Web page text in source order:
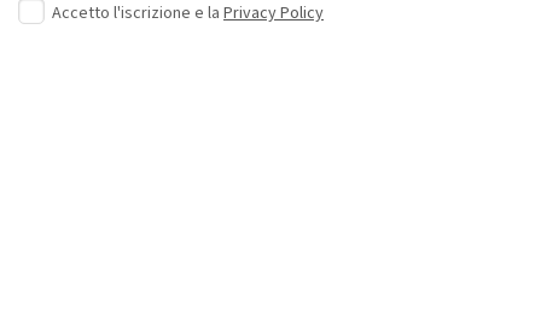
Accetto l'iscrizione e la Privacy Policy